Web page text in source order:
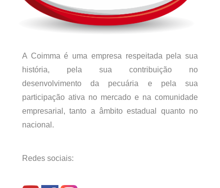
A Coimma é uma empresa respeitada pela sua
história, pela sua contribuição no
desenvolvimento da pecuária e pela sua
participação ativa no mercado e na comunidade
empresarial, tanto a âmbito estadual quanto no
nacional.
Redes sociais: